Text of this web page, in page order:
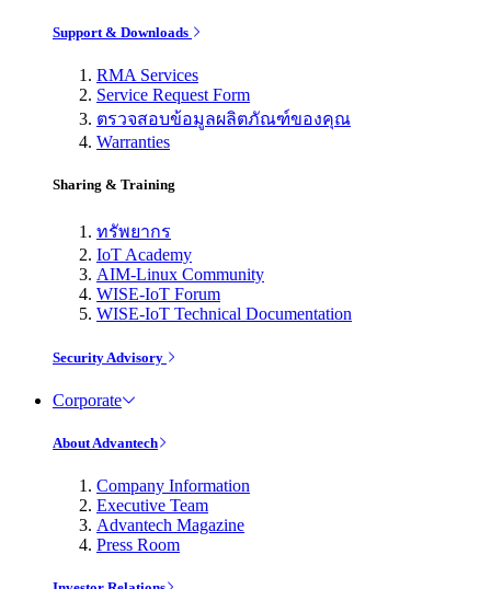
Support & Downloads
RMA Services
Service Request Form
ตรวจสอบข้อมูลผลิตภัณฑ์ของคุณ
Warranties
Sharing & Training
ทรัพยากร
IoT Academy
AIM-Linux Community
WISE-IoT Forum
WISE-IoT Technical Documentation
Security Advisory
Corporate
About Advantech
Company Information
Executive Team
Advantech Magazine
Press Room